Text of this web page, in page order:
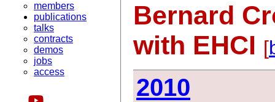
members
publications
talks
contracts
demos
jobs
access
Bernard
with EHCI [
2010